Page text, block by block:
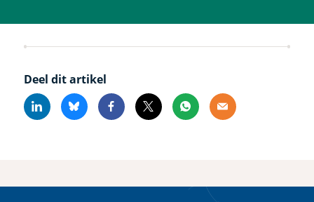
Deel dit artikel
LinkedinBlueskyFacebook
X Whatsapp
Email